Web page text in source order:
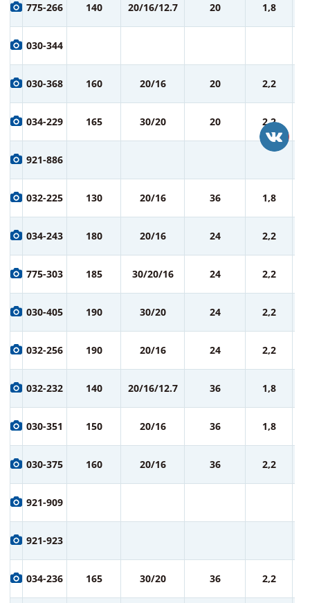
775-266 140 20/16/12.7 20 1,8
030-344
030-368 160 20/16 20 2,2
034-229 165 30/20 20 2,2
921-886
032-225 130 20/16 36 1,8
034-243 180 20/16 24 2,2
775-303 185 30/20/16 24 2,2
030-405 190 30/20 24 2,2
032-256 190 20/16 24 2,2
032-232 140 20/16/12.7 36 1,8
030-351 150 20/16 36 1,8
030-375 160 20/16 36 2,2
921-909
921-923
034-236 165 30/20 36 2,2